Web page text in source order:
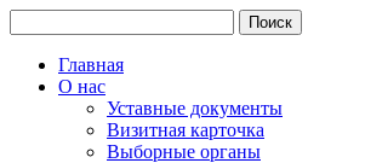
Главная
О нас
Уставные документы
Визитная карточка
Выборные органы